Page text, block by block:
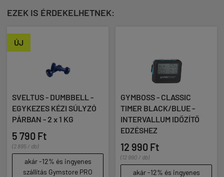
EZEK IS ÉRDEKELHETNEK:
ÚJ
SVELTUS - DUMBBELL -
EGYKEZES KÉZI SÚLYZÓ
PÁRBAN - 2 x 1 KG
5 790 Ft
(2 895 / db)
akár -12% és ingyenes
szállítás Gymstore PRO
GYMBOSS - CLASSIC
TIMER BLACK/BLUE -
INTERVALLUM IDŐZÍTŐ
EDZÉSHEZ
12 990 Ft
(12 990 / db)
akár -12% és ingyenes